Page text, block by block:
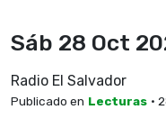
Sáb 28 Oct
Radio El Salvador
Publicado en Lecturas •